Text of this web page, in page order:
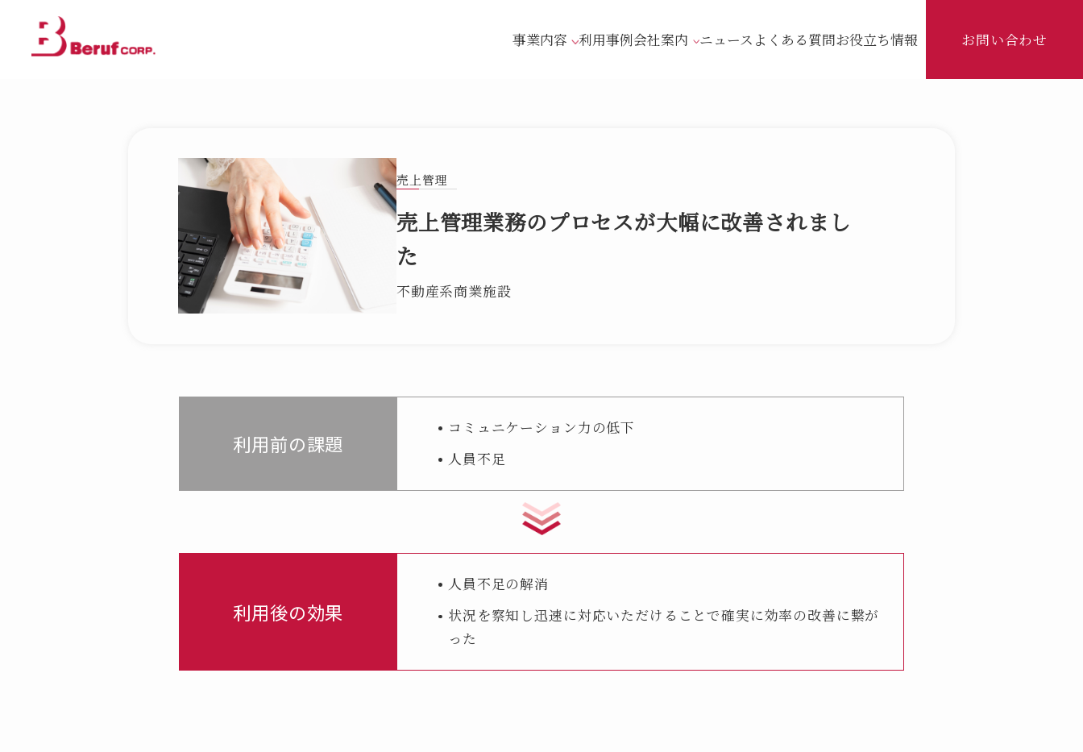
事業内容 利用事例会社案内 ニュース よくある質問お役立ち情報 お問い合わせ
売上管理
売上管理業務のプロセスが大幅に改善されまし
た
不動産系商業施設
利用前の課題
コミュニケーション力の低下
人員不足
利用後の効果
人員不足の解消
状況を察知し迅速に対応いただけることで確実に効率の改善に繋が
った